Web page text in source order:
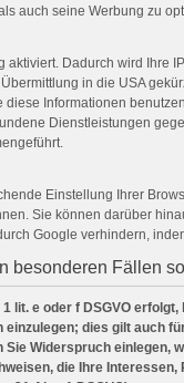
auch seine Werbung zu
Dadurch wird
in die USA
Informationen
Dienstleistungen
Einstellung Ihrer
Sie können darüber
Google verhindern,
besonderen Fällen
lit. e oder f DSGVO
dies gilt auch
Widerspruch
die Ihre